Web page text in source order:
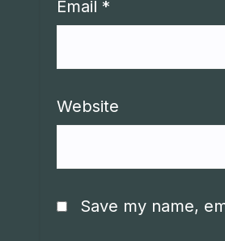
Email *
Website
Save my name,